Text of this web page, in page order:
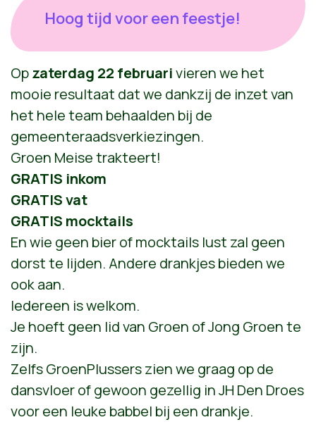
Hoog tijd voor een feestje!
Opzaterdag 22 februarivieren we het
mooie resultaat dat we dankzij de inzet van
het hele team behaalden bij de
gemeenteraadsverkiezingen.
Groen Meisetrakteert!
GRATIS inkom
GRATIS vat
GRATIS mocktails
En wie geen bier of mocktails lust zal geen
dorst te lijden. Andere drankjes bieden we
ook aan.
Iedereen is welkom.
Je hoeft geen lid van Groen of Jong Groen te
zijn.
ZelfsGroenPlussers zien we graag op de
dansvloer of gewoon gezellig inJH Den Droes
voor een leuke babbel bij een drankje.